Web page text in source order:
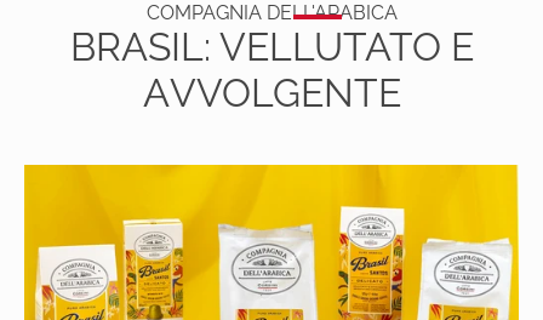
COMPAGNIA DELL'ARABICA
BRASIL: VELLUTATO E
AVVOLGENTE